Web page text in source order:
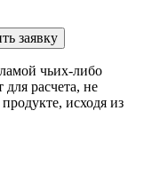
заявку
чьих-либо
расчета, не
исходя из